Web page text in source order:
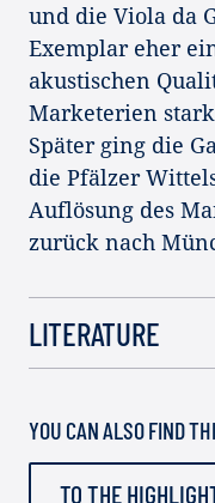
und die Viola da
Exemplar eher
akustischen
Marketerien
Später ging die
die Pfälzer
Auflösung des
zurück nach
LITERATURE
YOU CAN ALSO FIND
TO THE